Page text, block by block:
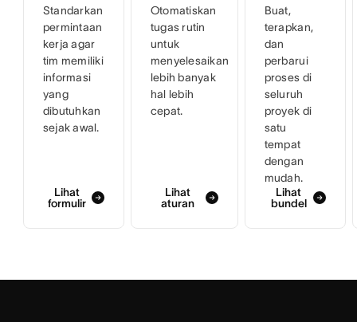
Standarkan
permintaan
kerja agar
tim memiliki
informasi
yang
dibutuhkan
sejak awal.
Lihat
formulir
Otomatiskan
tugas rutin
untuk
menyelesaikan
lebih banyak
hal lebih
cepat.
Lihat
aturan
Buat,
terapkan,
dan
perbarui
proses di
seluruh
proyek di
satu
tempat
dengan
mudah.
Lihat
bundel